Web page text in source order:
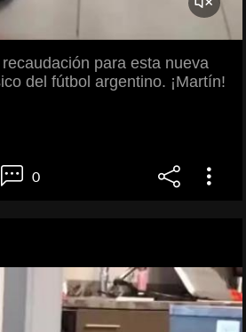
para esta nueva
del fútbol argentino. ¡Martín!
0